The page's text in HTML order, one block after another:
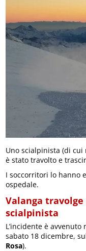
Uno scialpinista (di
è stato travolto e
I soccorritori lo hanno
ospedale.
Valanga
scialpinista
L’incidente è
sabato 18 dicembre,
Rosa).